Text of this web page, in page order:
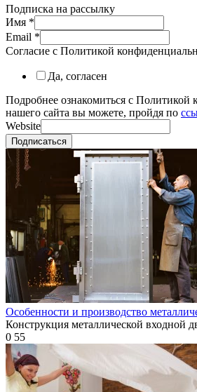
Подписка на рассылку
Имя *
Email *
Согласие с Политикой
Да, согласен
Подробнее ознакомиться с Политикой
нашего сайта вы можете, пройдя по
Website
Подписаться
Особенности и производство
Конструкция металлической входной
0 55